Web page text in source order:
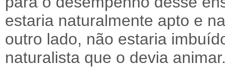
estaria naturalmente apto e
outro lado, não estaria
naturalista que o devia